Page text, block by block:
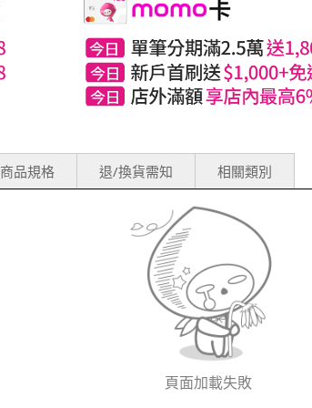
商品規格 退/換貨需知 相關類別
頁面加載失敗